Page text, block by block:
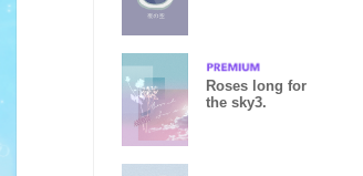
Roses long for
the sky3.